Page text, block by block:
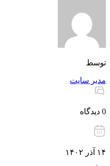
توسط
مدیر سایت
0 دیدگاه
۱۴ آذر ۱۴۰۲